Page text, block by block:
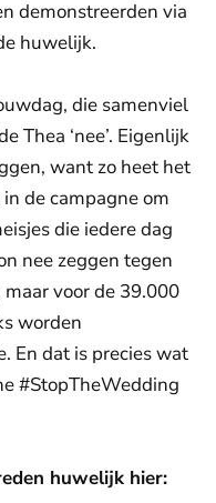
demonstreerden via
huwelijk.
die samenviel
Thea ‘nee’. Eigenlijk
want zo heet het
de campagne om
die iedere dag
nee zeggen tegen
maar voor de 39.000
worden
En dat is precies wat
#StopTheWedding
huwelijk hier:
vereist jouw